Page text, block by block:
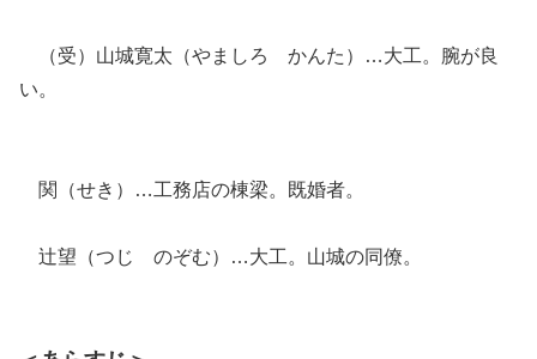
（受）山城寛太（やましろ かんた）…大工。腕が良
い。
関（せき）…工務店の棟梁。既婚者。
辻望（つじ のぞむ）…大工。山城の同僚。